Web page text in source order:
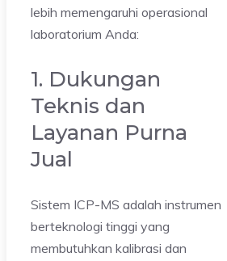
lebih memengaruhi operasional
laboratorium Anda:
1. Dukungan
Teknis dan
Layanan Purna
Jual
Sistem ICP-MS adalah instrumen
berteknologi tinggi yang
membutuhkan kalibrasi dan